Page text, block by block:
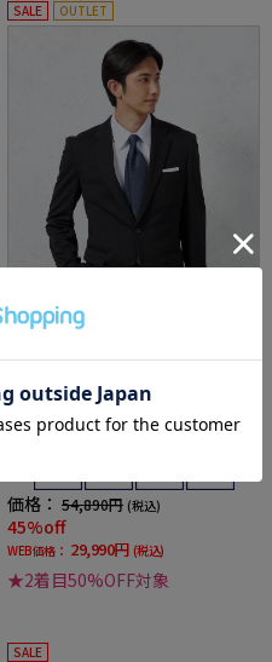
SALE OUTLET
【上下ウォッシャブル】スーツ 2つボタン ノ
ータック シャドウストライプ リッケンバッカ
価格： 54,890円 (税込)
45%off
WEB価格： 29,990円 (税込)
★2着目50%OFF対象
SALE